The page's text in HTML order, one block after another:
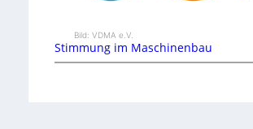
Bild: VDMA e.V.
Stimmung im Maschinenbau